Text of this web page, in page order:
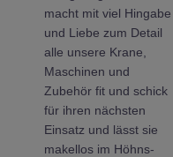
macht mit viel Hingabe
und Liebe zum Detail
alle unsere Krane,
Maschinen und
Zubehör fit und schick
für ihren nächsten
Einsatz und lässt sie
makellos im Höhns-